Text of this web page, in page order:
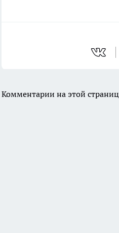
Комментарии на этой